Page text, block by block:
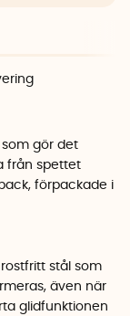
gör det
från spettet
förpackade i
stål som
även när
glidfunktionen